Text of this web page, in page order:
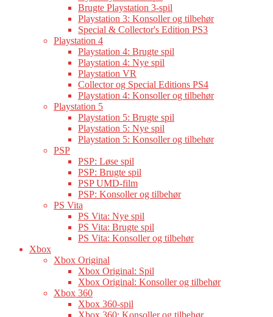
Brugte Playstation 3-spil
Playstation 3: Konsoller og tilbehør
Special & Collector's Edition PS3
Playstation 4
Playstation 4: Brugte spil
Playstation 4: Nye spil
Playstation VR
Collector og Special Editions PS4
Playstation 4: Konsoller og tilbehør
Playstation 5
Playstation 5: Brugte spil
Playstation 5: Nye spil
Playstation 5: Konsoller og tilbehør
PSP
PSP: Løse spil
PSP: Brugte spil
PSP UMD-film
PSP: Konsoller og tilbehør
PS Vita
PS Vita: Nye spil
PS Vita: Brugte spil
PS Vita: Konsoller og tilbehør
Xbox
Xbox Original
Xbox Original: Spil
Xbox Original: Konsoller og tilbehør
Xbox 360
Xbox 360-spil